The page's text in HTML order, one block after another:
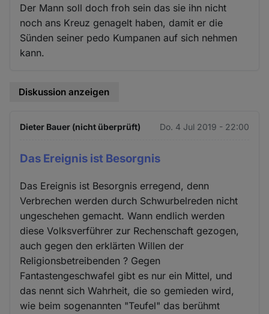
Der Mann soll doch froh sein das sie ihn nicht
noch ans Kreuz genagelt haben, damit er die
Sünden seiner pedo Kumpanen auf sich nehmen
kann.
Diskussion anzeigen
Dieter Bauer (nicht überprüft) Do. 4 Jul 2019 - 22:00
Das Ereignis ist Besorgnis
Das Ereignis ist Besorgnis erregend, denn
Verbrechen werden durch Schwurbelreden nicht
ungeschehen gemacht. Wann endlich werden
diese Volksverführer zur Rechenschaft gezogen,
auch gegen den erklärten Willen der
Religionsbetreibenden ? Gegen
Fantastengeschwafel gibt es nur ein Mittel, und
das nennt sich Wahrheit, die so gemieden wird,
wie beim sogenannten "Teufel" das berühmt